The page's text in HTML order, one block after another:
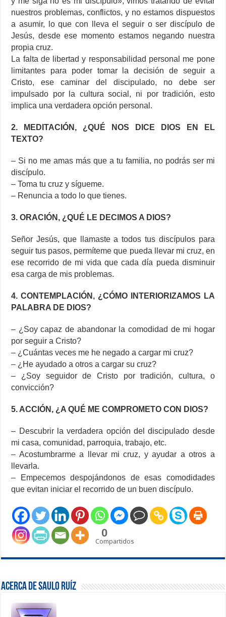
nuestros problemas, conflictos, y no estamos dispuestos
a asumir, lo que con lleva el seguir o ser discípulo de
Jesús, desde ese momento estamos negando nuestra
propia cruz.
La falta de libertad y responsabilidad personal me pone
limitantes para poder tomar la decisión de seguir a
Cristo, ese caminar del discipulado, no debe ser
impulsado por la cultura social, ni por tradición, esto
implica una verdadera opción personal.
2. MEDITACIÓN, ¿QUÉ NOS DICE DIOS EN EL
TEXTO?
– Si no me amas más que a tu familia, no podrás ser mi
discípulo.
– Toma tu cruz y sígueme.
– Renuncia a todo lo que tienes.
3. ORACIÓN, ¿QUÉ LE DECIMOS A DIOS?
Señor Jesús, que llamaste a todos tus discípulos para
seguir tus pasos, permíteme que pueda llevar mi cruz, en
ese recorrido de mi vida que cada día pueda disminuir
esa carga de mis problemas.
4. CONTEMPLACIÓN, ¿CÓMO INTERIORIZAMOS LA
PALABRA DE DIOS?
– ¿Soy capaz de abandonar la comodidad de mi hogar
por seguir a Cristo?
– ¿Cuántas veces me he negado a cargar mi cruz?
– ¿He ayudado a otros a cargar su cruz?
– ¿Soy seguidor de Cristo por tradición, cultura, o
convicción?
5. ACCIÓN, ¿A QUÉ ME COMPROMETO CON DIOS?
– Descubrir la verdadera opción del discipulado desde
mi casa, comunidad, parroquia, trabajo, etc.
– Acostumbrarme a llevar mi cruz, y ayudar a otros a
llevarla.
– Empecemos despojándonos de esas comodidades
que evitan iniciar el recorrido de un buen discípulo.
0
Compartidos
Acerca de Saulo Ruíz